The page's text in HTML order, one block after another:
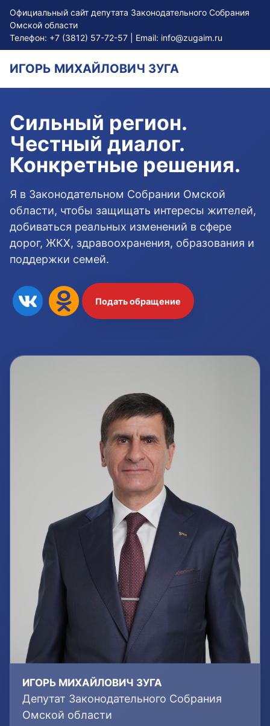
Официальный сайт депутата Законодательного Собрания
Омской области
Телефон: +7 (3812) 57-72-57 | Email: info@zugaim.ru
ИГОРЬ МИХАЙЛОВИЧ ЗУГА
Сильный регион.
Честный диалог.
Конкретные решения.
Я в Законодательном Собрании Омской
области, чтобы защищать интересы жителей,
добиваться реальных изменений в сфере
дорог, ЖКХ, здравоохранения, образования и
поддержки семей.
Подать обращение
ИГОРЬ МИХАЙЛОВИЧ ЗУГА
Депутат Законодательного Собрания
Омской области